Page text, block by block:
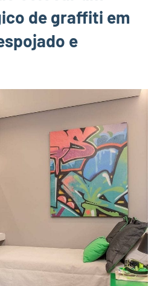
de graffiti em
e